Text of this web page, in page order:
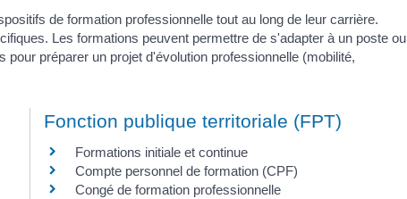
de formation professionnelle tout au long de leur carrière.
Les formations peuvent permettre de s'adapter à un poste ou
préparer un projet d'évolution professionnelle (mobilité,
Fonction publique territoriale (FPT)
Formations initiale et continue
Compte personnel de formation (CPF)
Congé de formation professionnelle